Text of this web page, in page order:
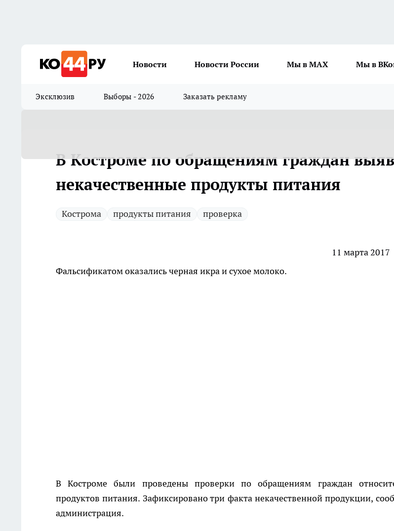
Новости Новости России Мы в MAX Мы в
Эксклюзив Выборы - 2026 Заказать рекламу
В Костроме по обращениям граждан
некачественные продукты питания
Кострома продукты питания проверка
11 марта 2017
Фальсификатом оказались черная икра и сухое молоко.
В Костроме были проведены проверки по обращениям граждан
продуктов питания. Зафиксировано три факта некачественной продукции,
администрация.